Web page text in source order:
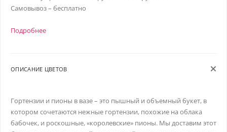
Самовывоз – бесплатно
Подробнее
ОПИСАНИЕ ЦВЕТОВ
Гортензии и пионы в вазе – это пышный и объемный букет, в
котором сочетаются нежные гортензии, похожие на облака
бабочек, и роскошные, «королевские» пионы. Мы доставим этот